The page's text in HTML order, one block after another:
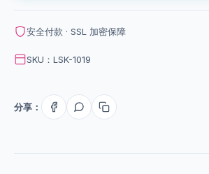
安全付款 · SSL 加密保障
SKU：LSK-1019
分享：